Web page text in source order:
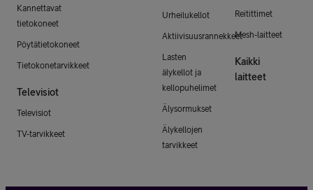
Kannettavat
tietokoneet
Pöytätietokoneet
Tietokonetarvikkeet
Televisiot
Televisiot
TV-tarvikkeet
Urheilukellot
Aktiivisuusrannekkeet
Lasten
älykellot ja
kellopuhelimet
Älysormukset
Älykellojen
tarvikkeet
Reitittimet
Mesh-laitteet
Kaikki
laitteet